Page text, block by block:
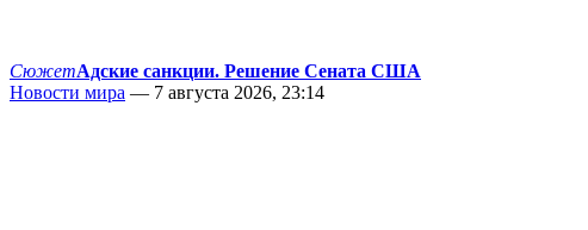
СюжетАдские санкции. Решение Сената США
Новости мира — 7 августа 2026, 23:14